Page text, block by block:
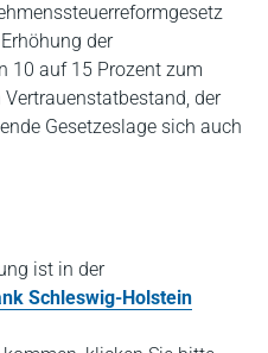
der
10 auf 15 Prozent zum
der
Gesetzeslage sich auch
ist in der
Schleswig-Holstein